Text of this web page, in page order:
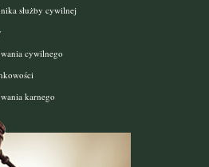
służby cywilnej
cywilnego
karnego